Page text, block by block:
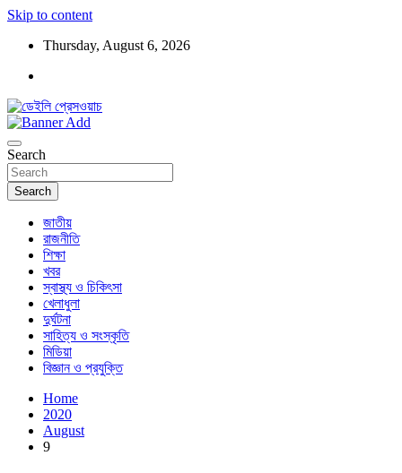
Skip to content
Thursday, August 6, 2026
ডেইলি প্রেসওয়াচ
Search
Search
জাতীয়
রাজনীতি
শিক্ষা
খবর
স্বাস্থ্য ও চিকিৎসা
খেলাধুলা
দুর্ঘটনা
সাহিত্য ও সংস্কৃতি
মিডিয়া
বিজ্ঞান ও প্রযুক্তি
Home
2020
August
9